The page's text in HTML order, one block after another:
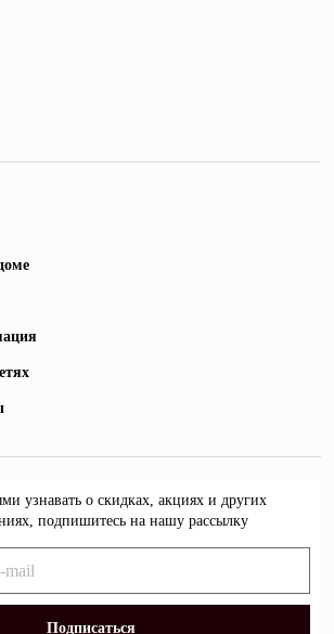
узнавать о скидках, акциях и других
подпишитесь на нашу рассылку